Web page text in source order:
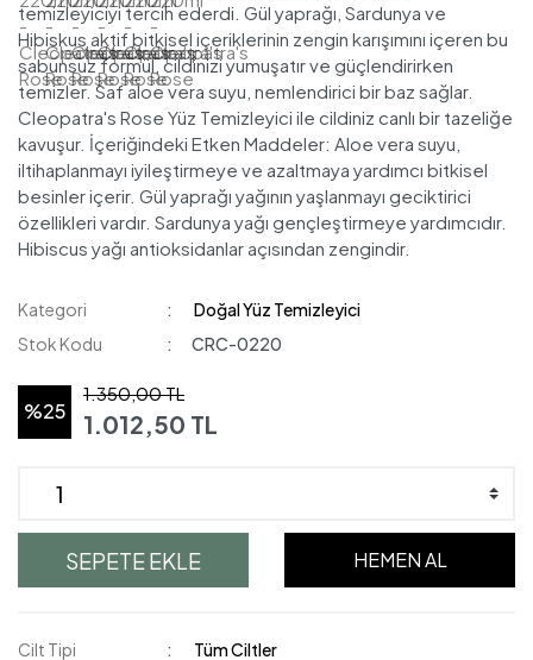
temizleyiciyi tercih ederdi. Gül yaprağı, Sardunya ve
Hibiskus aktif bitkisel içeriklerinin zengin karışımını içeren bu
sabunsuz formül, cildinizi yumuşatır ve güçlendirirken
temizler. Saf aloe vera suyu, nemlendirici bir baz sağlar.
Cleopatra's Rose Yüz Temizleyici ile cildiniz canlı bir tazeliğe
kavuşur. İçeriğindeki Etken Maddeler: Aloe vera suyu,
iltihaplanmayı iyileştirmeye ve azaltmaya yardımcı bitkisel
besinler içerir. Gül yaprağı yağının yaşlanmayı geciktirici
özellikleri vardır. Sardunya yağı gençleştirmeye yardımcıdır.
Hibiscus yağı antioksidanlar açısından zengindir.
Kategori
Doğal Yüz Temizleyici
Stok Kodu
CRC-0220
%25
1.350,00 TL
1.012,50 TL
SEPETE EKLE HEMEN AL
Cilt Tipi
Tüm Ciltler